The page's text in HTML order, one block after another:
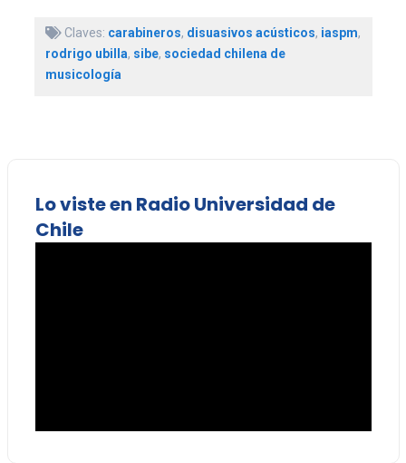
Claves: carabineros, disuasivos acústicos, iaspm,
rodrigo ubilla, sibe, sociedad chilena de
musicología
Lo viste en Radio Universidad de
Chile